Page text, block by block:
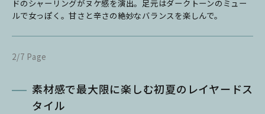
ドのシャーリングがヌケ感を演出。足元はダークトーンのミュー
ルで女っぽく。甘さと辛さの絶妙なバランスを楽しんで。
2/7 Page
素材感で最大限に楽しむ初夏のレイヤードス
タイル